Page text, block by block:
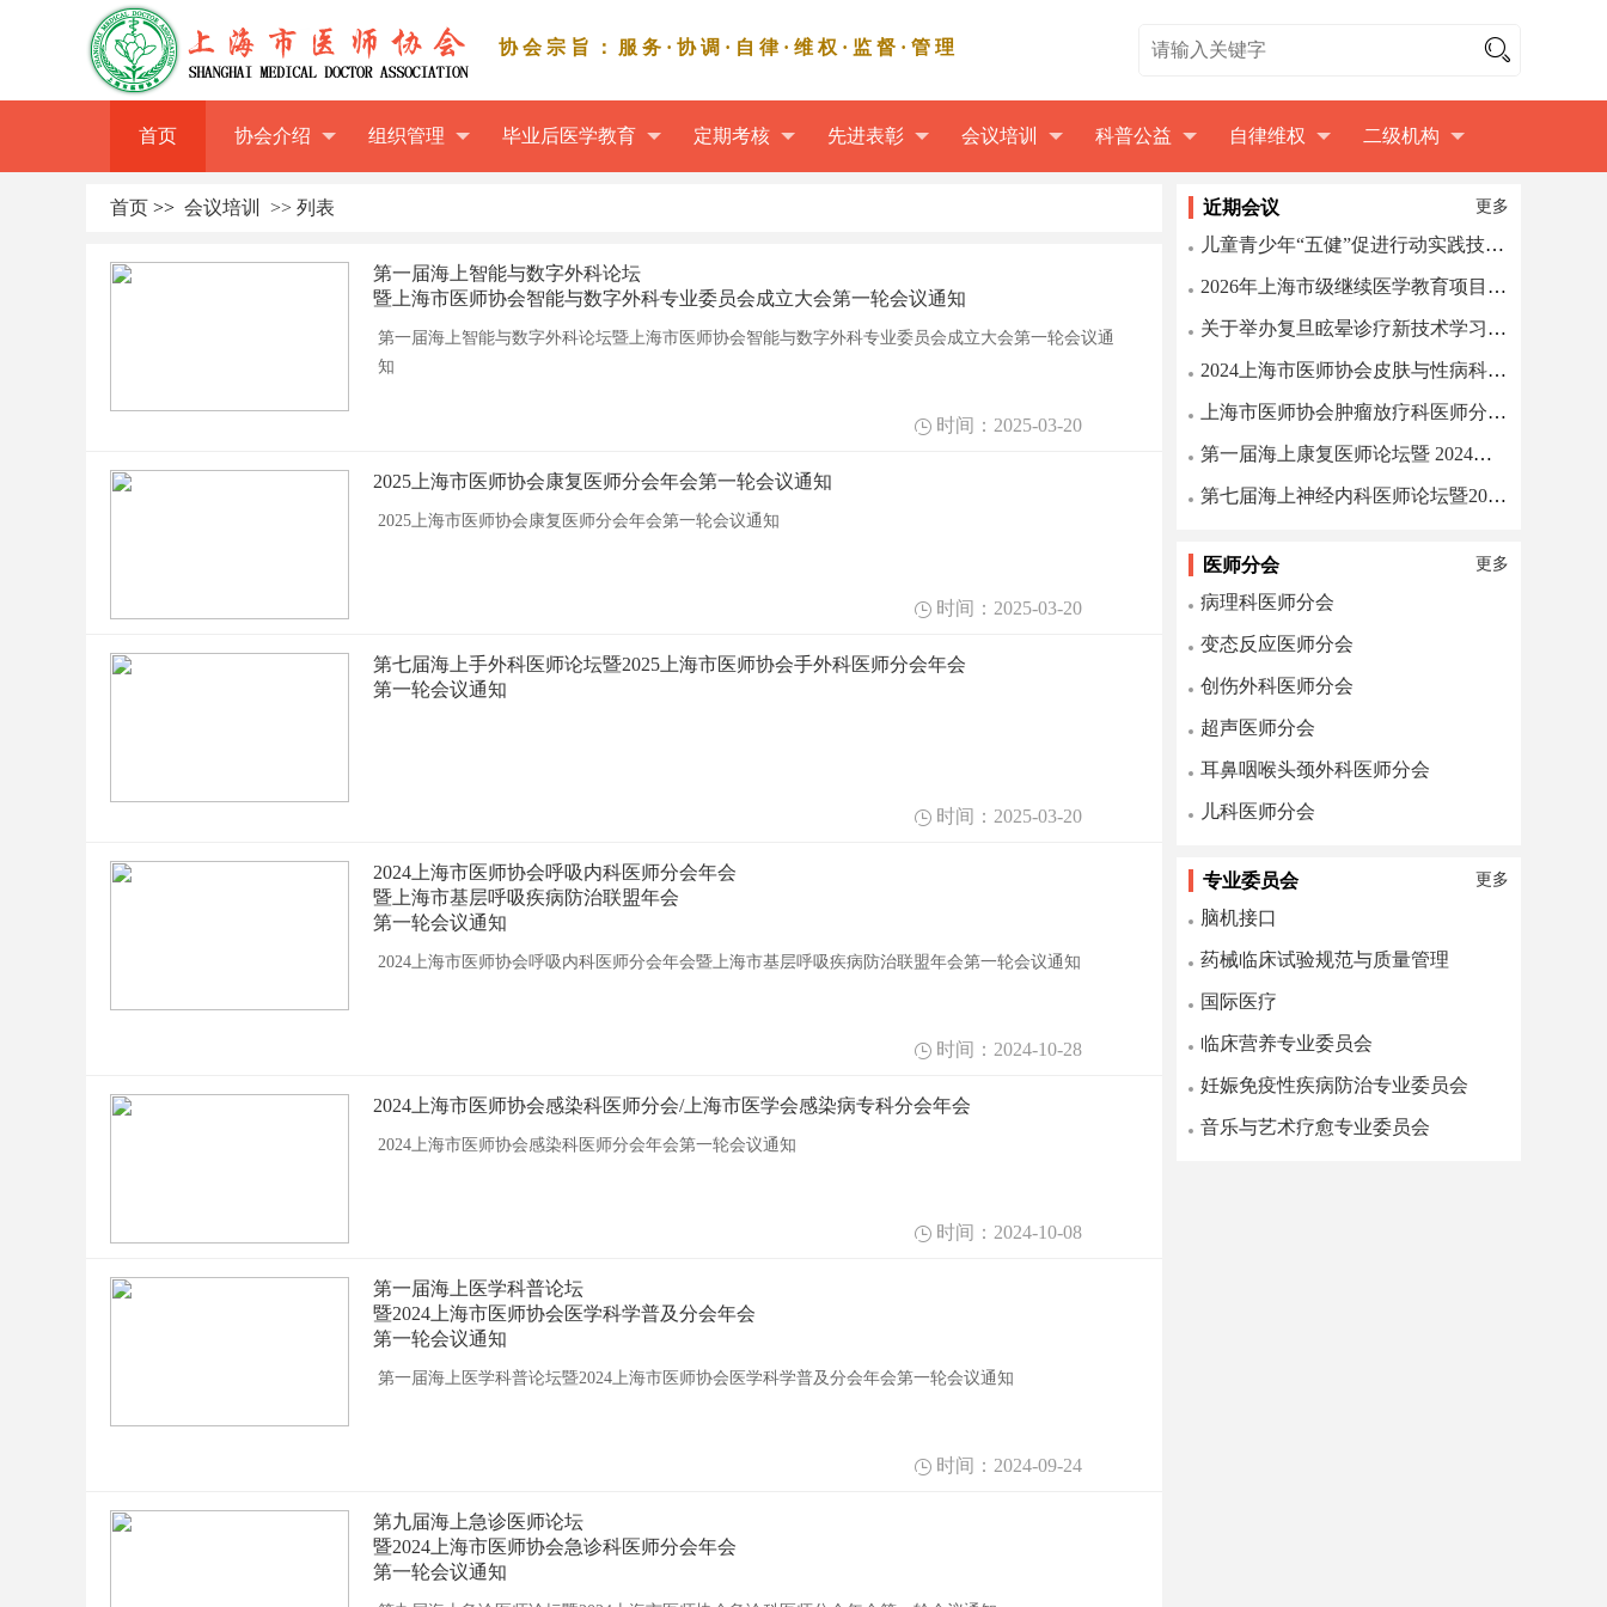
协会宗旨：服务·协调·自律·维权·监督·管理
首页 协会介绍 组织管理 毕业后医学教育 定期考核 先进表彰 会议培训 科普公益 自律维权 二级机构
首页 >> 会议培训 >> 列表
第一届海上智能与数字外科论坛
暨上海市医师协会智能与数字外科专业委员会成立大会第一轮会议通知
第一届海上智能与数字外科论坛暨上海市医师协会智能与数字外科专业委员会成立大会第一轮会议通
知
时间：2025-03-20
2025上海市医师协会康复医师分会年会第一轮会议通知
2025上海市医师协会康复医师分会年会第一轮会议通知
时间：2025-03-20
第七届海上手外科医师论坛暨2025上海市医师协会手外科医师分会年会
第一轮会议通知
时间：2025-03-20
2024上海市医师协会呼吸内科医师分会年会
暨上海市基层呼吸疾病防治联盟年会
第一轮会议通知
2024上海市医师协会呼吸内科医师分会年会暨上海市基层呼吸疾病防治联盟年会第一轮会议通知
时间：2024-10-28
2024上海市医师协会感染科医师分会/上海市医学会感染病专科分会年会
2024上海市医师协会感染科医师分会年会第一轮会议通知
时间：2024-10-08
第一届海上医学科普论坛
暨2024上海市医师协会医学科学普及分会年会
第一轮会议通知
第一届海上医学科普论坛暨2024上海市医师协会医学科学普及分会年会第一轮会议通知
时间：2024-09-24
第九届海上急诊医师论坛
暨2024上海市医师协会急诊科医师分会年会
第一轮会议通知
近期会议 更多
儿童青少年“五健”促进行动实践技能培训班
2026年上海市级继续医学教育项目招生通知
关于举办复旦眩晕诊疗新技术学习班的通知
2024上海市医师协会皮肤与性病科医师分会年会上海市医学会皮...
上海市医师协会肿瘤放疗科医师分会第七届年会第一轮通知
第一届海上康复医师论坛暨 2024上海市医师协会康复医师分会...
第七届海上神经内科医师论坛暨2022上海市医师协会神经内科医...
医师分会 更多
病理科医师分会
变态反应医师分会
创伤外科医师分会
超声医师分会
耳鼻咽喉头颈外科医师分会
儿科医师分会
专业委员会 更多
脑机接口
药械临床试验规范与质量管理
国际医疗
临床营养专业委员会
妊娠免疫性疾病防治专业委员会
音乐与艺术疗愈专业委员会